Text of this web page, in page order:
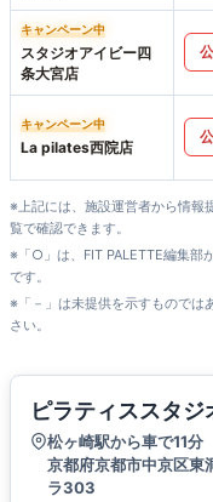
キャンペーン中
スタジオアイビー四
条大宮店
キャンペーン中
La pilates西院店
※上記には、施設運営者から情報
覧で確認できます。
※「○」は、FIT PALETTE編集部
です。
※「－」は未提供を示すものでは
さい。
ピラティススタ
松ヶ崎駅から車で11分
京都府京都市中京区東
ラ303